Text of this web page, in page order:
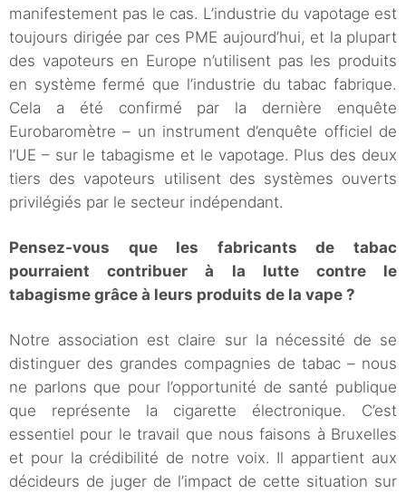
manifestement pas le cas. L’industrie du vapotage est
toujours dirigée par ces PME aujourd’hui, et la plupart
des vapoteurs en Europe n’utilisent pas les produits
en système fermé que l’industrie du tabac fabrique.
Cela a été confirmé par la dernière enquête
Eurobaromètre – un instrument d’enquête officiel de
l’UE – sur le tabagisme et le vapotage. Plus des deux
tiers des vapoteurs utilisent des systèmes ouverts
privilégiés par le secteur indépendant.
Pensez-vous que les fabricants de tabac
pourraient contribuer à la lutte contre le
tabagisme grâce à leurs produits de la vape ?
Notre association est claire sur la nécessité de se
distinguer des grandes compagnies de tabac – nous
ne parlons que pour l’opportunité de santé publique
que représente la cigarette électronique. C’est
essentiel pour le travail que nous faisons à Bruxelles
et pour la crédibilité de notre voix. Il appartient aux
décideurs de juger de l’impact de cette situation sur